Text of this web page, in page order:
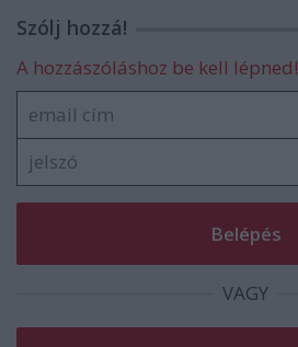
Szólj hozzá!
A hozzászóláshoz be kell lépned!
VAGY